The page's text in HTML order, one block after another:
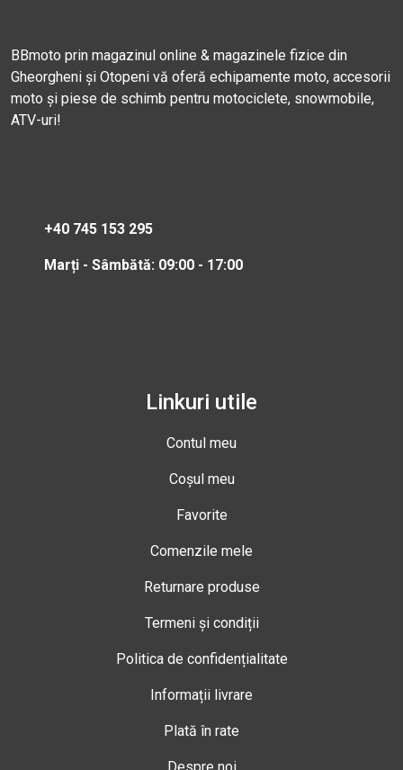
BBmoto prin magazinul online & magazinele fizice din
Gheorgheni și Otopeni vă oferă echipamente moto, accesorii
moto și piese de schimb pentru motociclete, snowmobile,
ATV-uri!
+40 745 153 295
Marți - Sâmbătă: 09:00 - 17:00
Linkuri utile
Contul meu
Coșul meu
Favorite
Comenzile mele
Returnare produse
Termeni și condiții
Politica de confidențialitate
Informații livrare
Plată în rate